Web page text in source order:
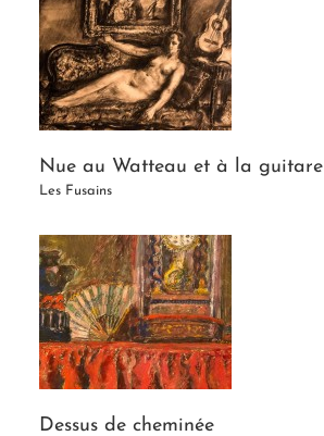
Nue au Watteau et à la guitare
Les Fusains
Dessus de cheminée